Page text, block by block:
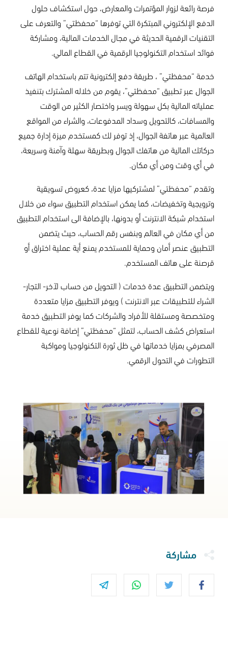
فرصة رائعة لزوار المؤتمرات والمعارض، حول استكشاف حلول
الدفع الإلكتروني المبتكرة التي توفرها “محفظتي” والتعرف على
التقنيات الرقمية الحديثة في مجال الخدمات المالية، ومشاركة
فوائد استخدام التكنولوجيا الرقمية في القطاع المالي.
خدمة “محفظتي” ، طريقة دفع إلكترونية تتم باستخدام الهاتف
الجوال عبر تطبيق “محفظتي”، يقوم من خلاله المشترك بتنفيذ
عملياته المالية بكل سهولة ويسر واختصار الكثير من الوقت
والمسافات، كالتحويل وسداد المدفوعات، والشراء من المواقع
العالمية عبر هاتفة الجوال، إذ توفر لك كمستخدم ميزة إدارة جميع
حركاتك المالية من هاتفك الجوال وبطريقة سهلة وآمنة وسريعة،
في أي وقت ومن أي مكان.
وتقدم “محفظتي” لمشتركيها مزايا عدة، كعروض تسويقية
وترويجية وتخفيضات، كما يمكن استخدام التطبيق سواء من خلال
استخدام شبكة الانترنت أو بدونها، بالإضافة الى استخدام التطبيق
من أي مكان في العالم وبنفس رقم الحساب، حيث يتضمن
التطبيق عنصر أمان وحماية للمستخدم يمنع أية عملية اختراق أو
قرصنة على هاتف المستخدم.
ويتضمن التطبيق عدة خدمات ( التحويل من حساب لآخر- التجار-
الشراء للتطبيقات عبر الانترنت ) ويوفر التطبيق مزايا متعددة
ومتخصصة ومستقلة للأفراد والشركات كما يوفر التطبيق خدمة
استعراض كشف الحساب، لتمثل “محفظتي” إضافة نوعية للقطاع
المصرفي بمزايا خدماتها في ظل ثورة التكنولوجيا ومواكبة
التطورات في التحول الرقمي.
مشاركة